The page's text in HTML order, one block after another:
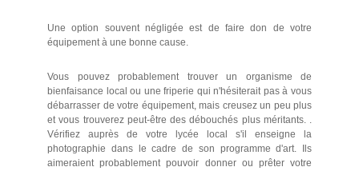
Une option souvent négligée est de faire don de votre
équipement à une bonne cause.
Vous pouvez probablement trouver un organisme de
bienfaisance local ou une friperie qui n'hésiterait pas à vous
débarrasser de votre équipement, mais creusez un peu plus
et vous trouverez peut-être des débouchés plus méritants. .
Vérifiez auprès de votre lycée local s'il enseigne la
photographie dans le cadre de son programme d'art. Ils
aimeraient probablement pouvoir donner ou prêter votre